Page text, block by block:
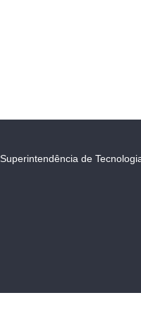
Superintendência de